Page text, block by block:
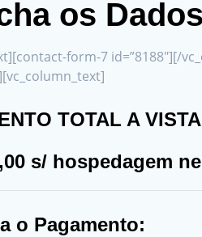
os
form-7 id=”8188″][/
TOTAL A
s/ hospedagem
o Pagamento: